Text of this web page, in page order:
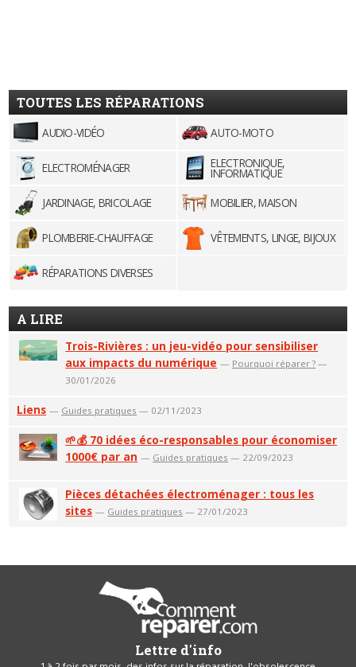
TOUTES LES RÉPARATIONS
AUDIO-VIDÉO AUTO-MOTO
ELECTROMÉNAGER ELECTRONIQUE,
INFORMATIQUE
JARDINAGE, BRICOLAGE
MOBILIER, MAISON
PLOMBERIE-CHAUFFAGE VÊTEMENTS, LINGE, BIJOUX
RÉPARATIONS DIVERSES
A LIRE
Trois-Rivières : un jeu-vidéo pour sensibiliser
aux impacts du numérique — Pourquoi réparer ? —
30/01/2026
Liens — Guides pratiques — 02/11/2023
🌱💰 70 idées éco-responsables pour économiser
1000€ par an — Guides pratiques — 22/09/2023
Pièces détachées électroménager : tous les
sites — Guides pratiques — 27/01/2023
Lettre d'info